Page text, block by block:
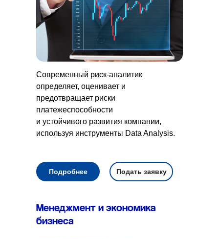
Современный риск-аналитик
определяет, оценивает и
предотвращает риски
платежеспособности
и устойчивого развития компании,
используя инструменты Data Analysis.
Подробнее Подать заявку
Менеджмент и экономика
бизнеса